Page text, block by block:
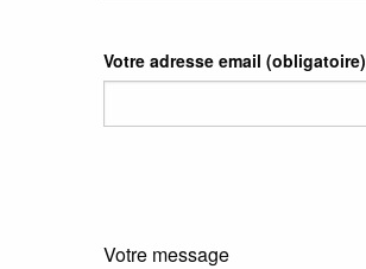
Votre adresse email (obligatoire)
Votre message